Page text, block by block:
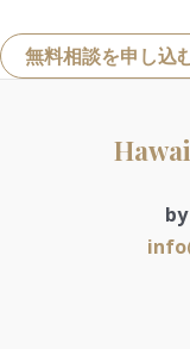
無料相談を申し込